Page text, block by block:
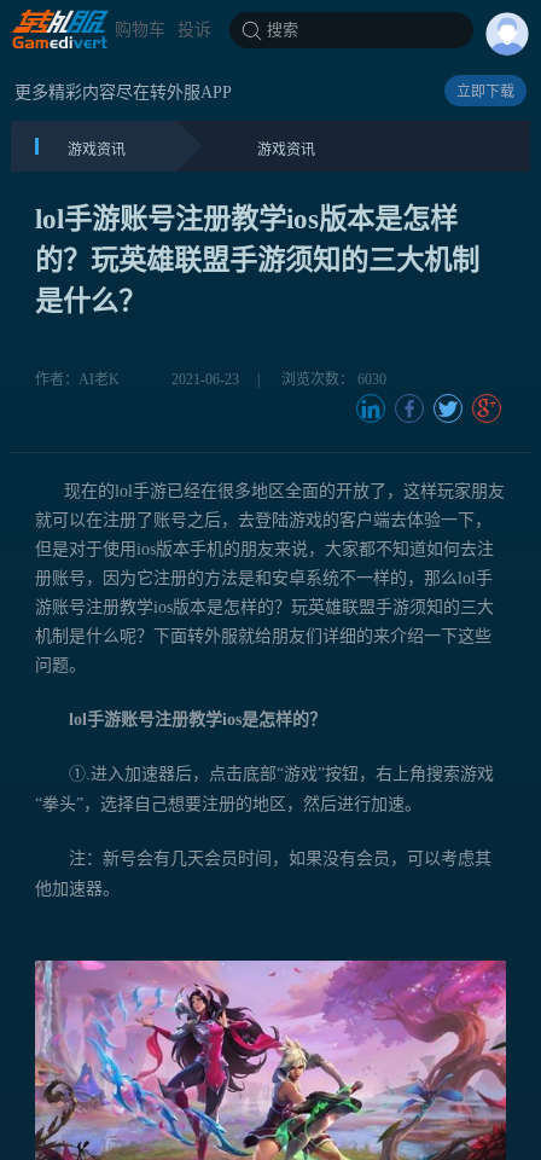
购物车 投诉 搜索
更多精彩内容尽在转外服APP 立即下载
游戏资讯 游戏资讯
lol手游账号注册教学ios版本是怎样
的？玩英雄联盟手游须知的三大机制
是什么？
作者：AI老K 2021-06-23 浏览次数： 6030
现在的lol手游已经在很多地区全面的开放了，这样玩家朋友
就可以在注册了账号之后，去登陆游戏的客户端去体验一下，
但是对于使用ios版本手机的朋友来说，大家都不知道如何去注
册账号，因为它注册的方法是和安卓系统不一样的，那么lol手
游账号注册教学ios版本是怎样的？玩英雄联盟手游须知的三大
机制是什么呢？下面转外服就给朋友们详细的来介绍一下这些
问题。
lol手游账号注册教学ios是怎样的？
①.进入加速器后，点击底部“游戏”按钮，右上角搜索游戏
“拳头”，选择自己想要注册的地区，然后进行加速。
注：新号会有几天会员时间，如果没有会员，可以考虑其
他加速器。